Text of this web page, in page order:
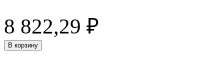
8 822,29 ₽
В корзину